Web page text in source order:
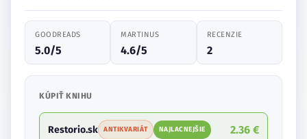
GOODREADS
5.0/5
MARTINUS
4.6/5
RECENZIE
2
KÚPIŤ KNIHU
Restorio.sk ANTIKVARIÁT NAJLACNEJŠIE 2.36 €